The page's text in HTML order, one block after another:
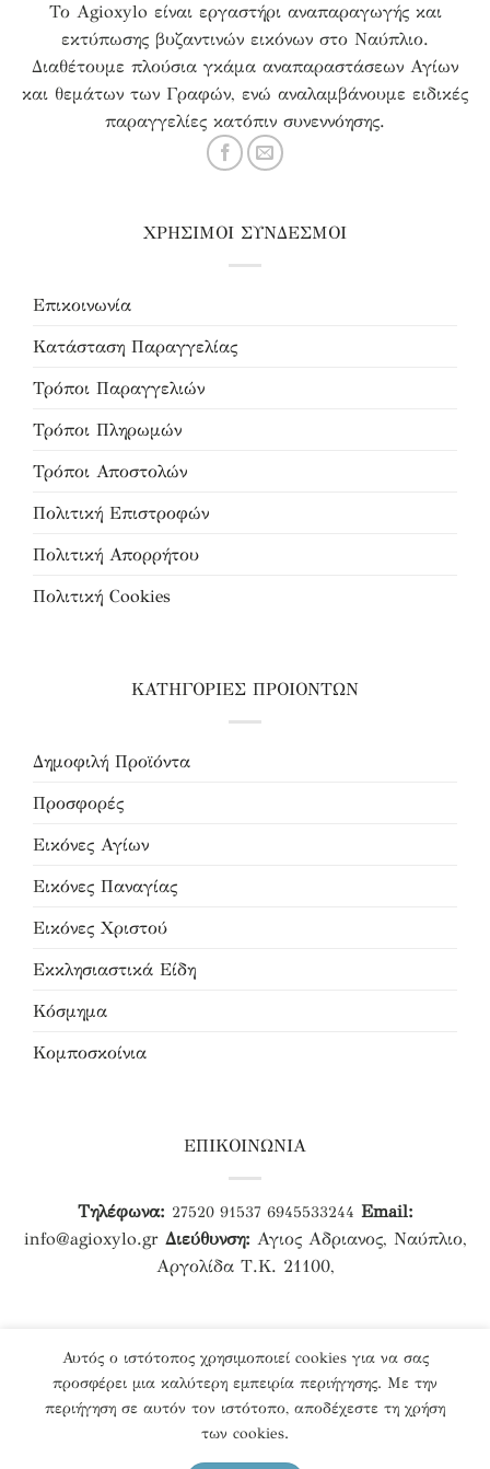
Το Agioxylo είναι εργαστήρι αναπαραγωγής και
εκτύπωσης βυζαντινών εικόνων στο Ναύπλιο.
Διαθέτουμε πλούσια γκάμα αναπαραστάσεων Αγίων
και θεμάτων των Γραφών, ενώ αναλαμβάνουμε ειδικές
παραγγελίες κατόπιν συνεννόησης.
ΧΡΗΣΙΜΟΙ ΣΥΝΔΕΣΜΟΙ
Επικοινωνία
Κατάσταση Παραγγελίας
Τρόποι Παραγγελιών
Τρόποι Πληρωμών
Τρόποι Αποστολών
Πολιτική Επιστροφών
Πολιτική Απορρήτου
Πολιτική Cookies
ΚΑΤΗΓΟΡΙΕΣ ΠΡΟΙΟΝΤΩΝ
Δημοφιλή Προϊόντα
Προσφορές
Εικόνες Αγίων
Εικόνες Παναγίας
Εικόνες Χριστού
Εκκλησιαστικά Είδη
Κόσμημα
Κομποσκοίνια
ΕΠΙΚΟΙΝΩΝΙΑ
Τηλέφωνα: 27520 91537 6945533244 Email:
info@agioxylo.gr Διεύθυνση: Αγιος Αδριανος, Ναύπλιο,
Αργολίδα Τ.Κ. 21100,
Designed & Developed by Agioxylo.gr
Αυτός ο ιστότοπος χρησιμοποιεί cookies για να σας
προσφέρει μια καλύτερη εμπειρία περιήγησης. Με την
περιήγηση σε αυτόν τον ιστότοπο, αποδέχεστε τη χρήση
των cookies.